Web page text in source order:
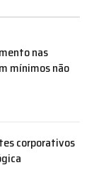
nas
mínimos não
corporativos